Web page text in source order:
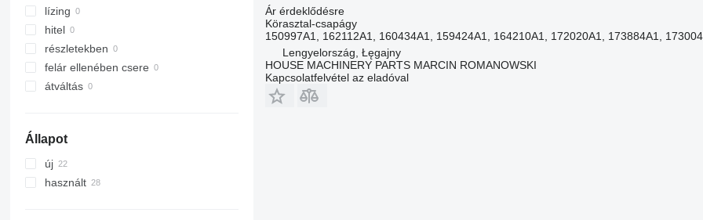
330
336
345
350
365
DE
E-series
M-series
lízing
hitel
részletekben
felár ellenében csere
átváltás
Állapot
új
használt
Ár érdeklődésre
Körasztal-csapágy
150997A1, 162112A1, 160434A1, 159424A1, 164210A1, 172020A1, 173884A1,
Lengyelország, Łęgajny
HOUSE MACHINERY PARTS MARCIN ROMANOWSKI
Kapcsolatfelvétel az eladóval